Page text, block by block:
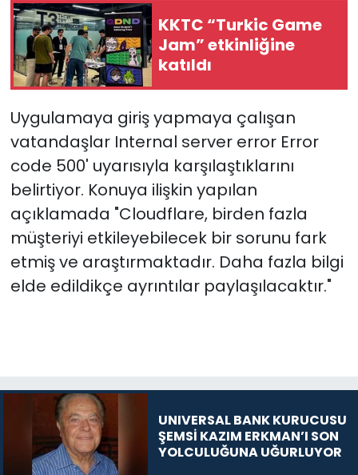
KKTC “Turkic Game
Jam” etkinliğine
katıldı
Uygulamaya giriş yapmaya çalışan
vatandaşlar Internal server error Error
code 500' uyarısıyla karşılaştıklarını
belirtiyor. Konuya ilişkin yapılan
açıklamada "Cloudflare, birden fazla
müşteriyi etkileyebilecek bir sorunu fark
etmiş ve araştırmaktadır. Daha fazla bilgi
elde edildikçe ayrıntılar paylaşılacaktır."
UNIVERSAL BANK KURUCUSU
ŞEMSİ KAZIM ERKMAN’I SON
YOLCULUĞUNA UĞURLUYOR
SAĞLIK
Spor
Teknoloji
TÜRKiYE
Video Galeri
YAŞAM
Yazarlar